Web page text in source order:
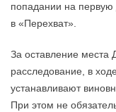
попадании на
в «Перехват».
За оставление места
расследование, в
устанавливают
При этом не